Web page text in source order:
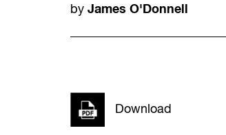
by James O'Donnell
Download